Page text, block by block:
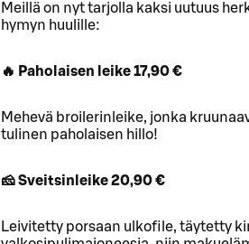
Meillä on nyt tarjolla kaksi uutuus
hymyn huulille:
🔥 Paholaisen leike 17,90 €
Mehevä broilerinleike, jonka
tulinen paholaisen hillo!
🧀 Sveitsinleike 20,90 €
Leivitetty porsaan ulkofile, täytetty